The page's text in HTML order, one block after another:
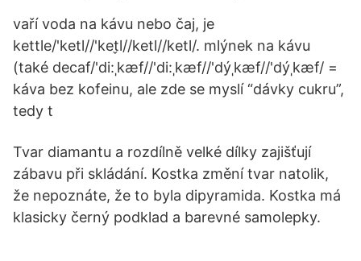
vaří voda na kávu nebo čaj, je
kettle/'ketl//'ket̬l//ketl//ketl/. mlýnek na kávu
(také decaf/'di:ˌkæf//'di:ˌkæf//'dýˌkæf//'dýˌkæf/ =
káva bez kofeinu, ale zde se myslí “dávky cukru”,
tedy t
Tvar diamantu a rozdílně velké dílky zajišťují
zábavu při skládání. Kostka změní tvar natolik,
že nepoznáte, že to byla dipyramida. Kostka má
klasicky černý podklad a barevné samolepky.